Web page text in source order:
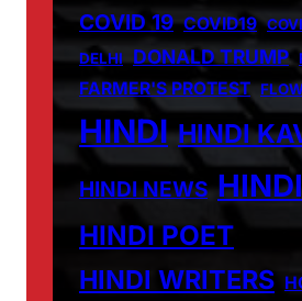
COVID 19 COVID19
DELHI
DONALD TRUMP
FARMER'S PROTEST
HINDI HINDI
HINDI NEWS
HINDI POET
HINDI WRITERS